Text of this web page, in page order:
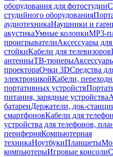
оборудования для фотостудии
студийного оборудования
аудиотехникаНаушники и
акустикаУмные колонкиMP3-
проигрывателиАксессуары для
стойкиКабели для телевизоров
антенныТВ-тюнеры
проектораОчки 3DСредства
электроникойКабели,
портативных устройств
питания, зарядные устройства
батареиДержатели, док-
смартфоновКабели для
устройства для телефонов,
периферияКомпьютерная
техникаНоутбукиПланшеты
компьютерыИгровые консоли